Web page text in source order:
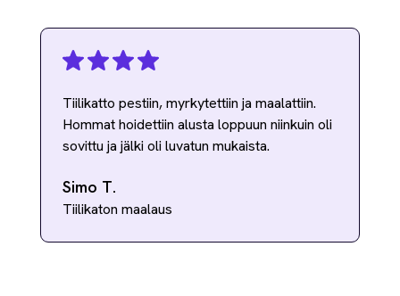
Tiilikatto pestiin, myrkytettiin ja maalattiin.
Hommat hoidettiin alusta loppuun niinkuin oli
sovittu ja jälki oli luvatun mukaista.
Simo T.
Tiilikaton maalaus